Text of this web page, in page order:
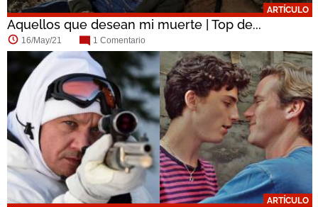
ARTÍCULO
Aquellos que desean mi muerte | Top de...
16/May/21 1 Comentario
ARTÍCULO